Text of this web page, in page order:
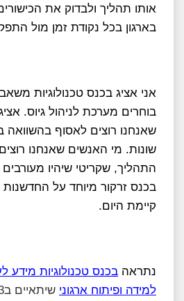
אותו תהליך ולבדוק את
בארגון בכל נקודת זמן מול
אני אציג בכנס טכנולוגיות
בוחרים מערכת לניהול גיוס.
שאנחנו רוצים לאסוף בהשוואה
שונות. מי האנשים שאנחנו
התהליך, שקריטי שיהיו
בכנס זרקור מיוחד על
קיימת היום.
נתראה
למידה ופיתוח ארגוני